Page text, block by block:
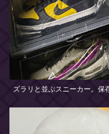
ズラリと並ぶスニーカー。保